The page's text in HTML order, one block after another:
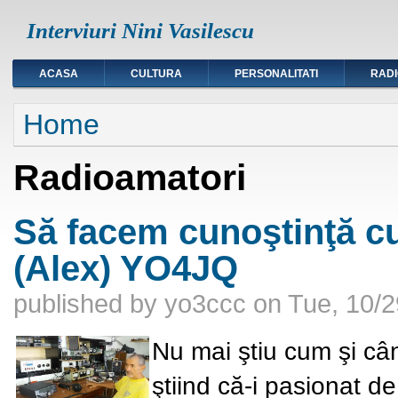
Interviuri Nini Vasilescu
ACASA CULTURA PERSONALITATI
You are here
Home
Radioamatori
Să facem cunoştinţă
(Alex) YO4JQ
published by yo3ccc on Tue, 10/
Nu mai ştiu cum şi
ştiind că-i pasionat